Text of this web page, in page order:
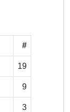
#
19
9
3